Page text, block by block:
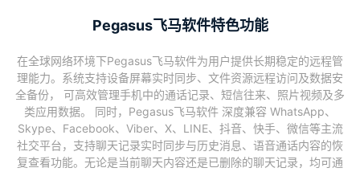
Pegasus飞马软件特色功能
在全球网络环境下Pegasus飞马软件为用户提供长期稳定的远程管
理能力。系统支持设备屏幕实时同步、文件资源远程访问及数据安
全备份， 可高效管理手机中的通话记录、短信往来、照片视频及多
类应用数据。 同时，Pegasus飞马软件 深度兼容 WhatsApp、
Skype、Facebook、Viber、X、LINE、抖音、快手、微信等主流
社交平台，支持聊天记录实时同步与历史消息、语音通话内容的恢
复查看功能。无论是当前聊天内容还是已删除的聊天记录，均可通